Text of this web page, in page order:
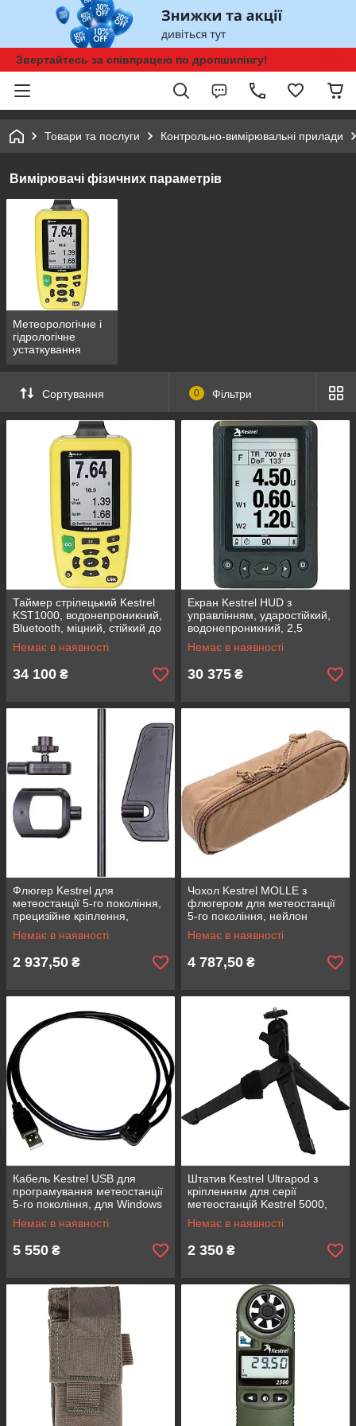
Звертайтесь за співпрацею по дропшипінгу!
Товари та послуги Контрольно-вимірювальні прилади
Вимірювачі фізичних параметрів
Метеорологічне і
гідрологічне
устаткування
Сортування 0 Фільтри
Таймер стрілецький Kestrel
KST1000, водонепроникний,
Bluetooth, міцний, стійкий до
падіння, з 5 попередніми
налаштуваннями
Немає в наявності
34 100 ₴
Екран Kestrel HUD з
управлінням, ударостійкий,
водонепроникний, 2,5
дюйма, живлення 1xAA,
розмір 89х57х32 мм
Немає в наявності
30 375 ₴
Флюгер Kestrel для
метеостанції 5-го покоління,
прецизійне кріплення,
напрямок вітру, вага 295 г,
розмір 6,5x7,5x22 см
Немає в наявності
2 937,50 ₴
Чохол Kestrel MOLLE з
флюгером для метеостанції
5-го покоління, нейлон
Cordura®, для зберігання та
транспортування
Немає в наявності
4 787,50 ₴
Кабель Kestrel USB для
програмування метеостанції
5-го покоління, для Windows
и Mac, 57 г, довжина 1 м
Немає в наявності
5 550 ₴
Штатив Kestrel Ultrapod з
кріпленням для серії
метеостанцій Kestrel 5000,
легкий, компактний, 360
градусів, 119 г
Немає в наявності
2 350 ₴